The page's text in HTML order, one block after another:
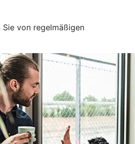
von regelmäßigen